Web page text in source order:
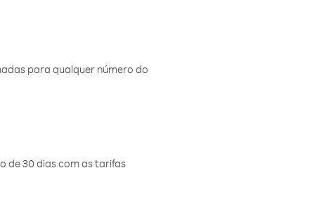
para qualquer número do
de 30 dias com as tarifas